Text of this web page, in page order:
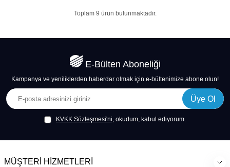
Toplam 9 ürün bulunmaktadır.
E-Bülten Aboneliği
Kampanya ve yeniliklerden haberdar olmak için e-bültenimize abone olun!
Üye Ol
KVKK Sözleşmesi'ni, okudum, kabul ediyorum.
MÜŞTERI HIZMETLERI